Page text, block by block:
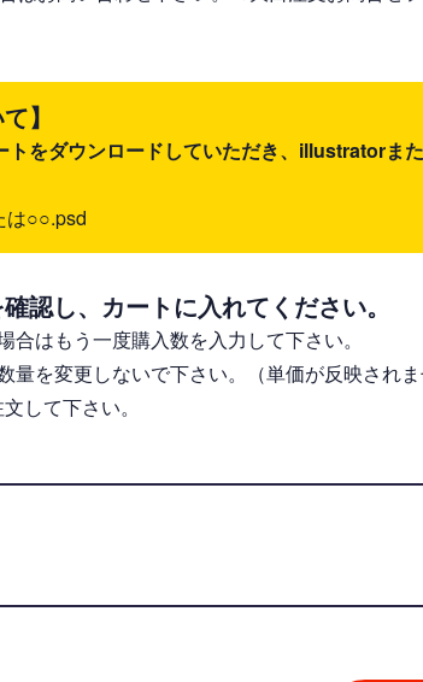
】
トをダウンロードしていただき、illustratorま
は○○.psd
認し、カートに入れてください。
合はもう一度購入数を入力して下さい。
量を変更しないで下さい。（単価が反映され
して下さい。